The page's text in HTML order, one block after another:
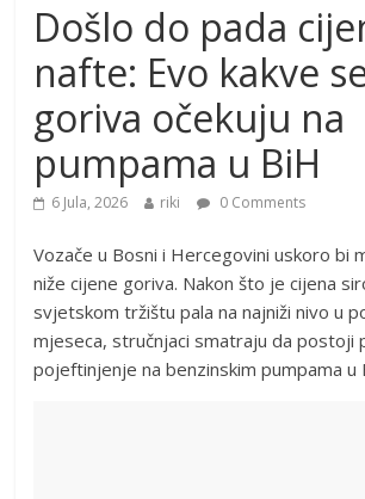
Došlo do pada
nafte: Evo kakve
goriva očekuju na
pumpama u BiH
6 Jula, 2026 riki 0 Comments
Vozače u Bosni i Hercegovini uskoro bi
niže cijene goriva. Nakon što je cijena
svjetskom tržištu pala na najniži nivo u
mjeseca, stručnjaci smatraju da postoji
pojeftinjenje na benzinskim pumpama u